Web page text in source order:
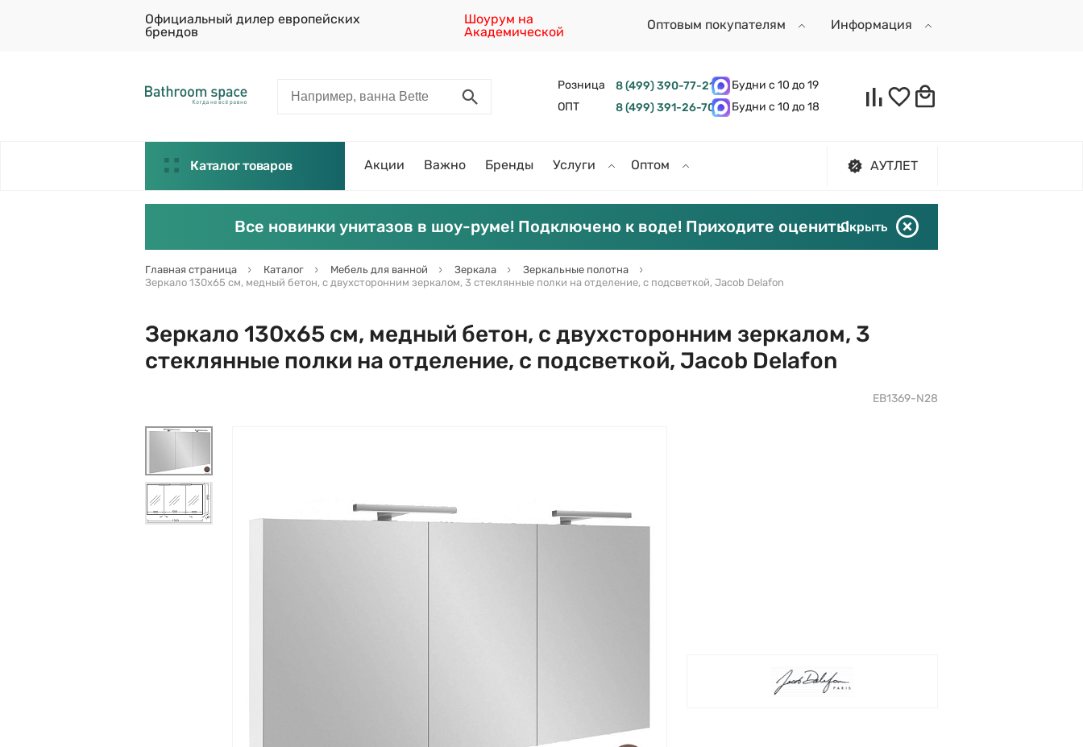
Официальный дилер европейских
брендов
Шоурум на
Академической
Оптовым покупателям Информация
Розница 8 (499) 390-77-21
Будни с 10 до 19
ОПТ
8 (499) 391-26-70 Будни с 10 до 18
Каталог товаров Акции Важно Бренды Услуги Оптом АУТЛЕТ
Все новинки унитазов в шоу-руме! Подключено к воде! Приходите оценить!Скрыть
Главная страница Каталог Мебель для ванной Зеркала
Зеркальные полотна
Зеркало 130х65 см, медный бетон, с двухсторонним зеркалом, 3 стеклянные полки на отделение, с подсветкой, Jacob Delafon
Зеркало 130х65 см, медный бетон, с двухсторонним зеркалом, 3
стеклянные полки на отделение, с подсветкой, Jacob Delafon
EB1369-N28